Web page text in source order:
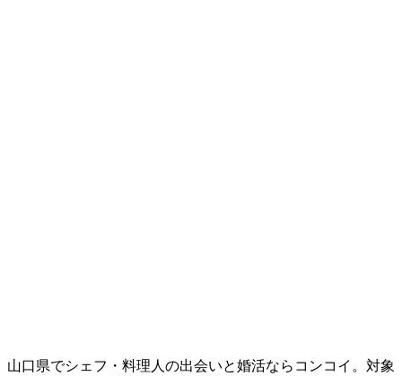
山口県でシェフ・料理人の出会いと婚活ならコンコイ。対象